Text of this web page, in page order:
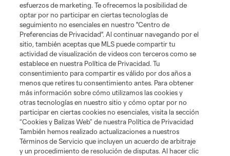
esfuerzos de marketing. Te ofrecemos la posibilidad de
optar por no participar en ciertas tecnologías de
seguimiento no esenciales en nuestro "Centro de
Preferencias de Privacidad". Al continuar navegando por el
sitio, también aceptas que MLS puede compartir tu
actividad de visualización de videos con terceros como se
establece en nuestra Política de Privacidad. Tu
consentimiento para compartir es válido por dos años a
menos que retires tu consentimiento antes. Para obtener
más información sobre cómo utilizamos las cookies y
otras tecnologías en nuestro sitio y cómo optar por no
participar en ciertas cookies no esenciales, visita la sección
“Cookies y Balizas Web” de nuestra Política de Privacidad
También hemos realizado actualizaciones a nuestros
Términos de Servicio que incluyen un acuerdo de arbitraje
y un procedimiento de resolución de disputas. Al hacer clic